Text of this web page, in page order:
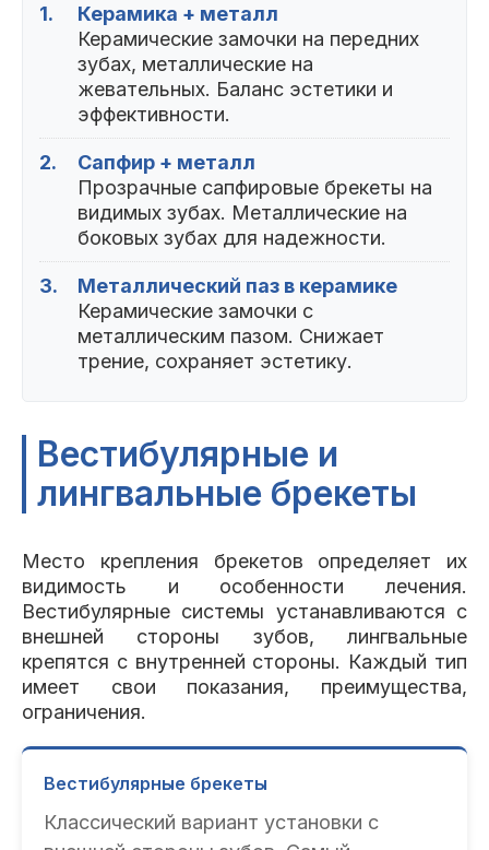
1.
Керамика + металл
Керамические замочки на передних
зубах, металлические на
жевательных. Баланс эстетики и
эффективности.
2.
Сапфир + металл
Прозрачные сапфировые брекеты на
видимых зубах. Металлические на
боковых зубах для надежности.
3.
Металлический паз в керамике
Керамические замочки с
металлическим пазом. Снижает
трение, сохраняет эстетику.
Вестибулярные и
лингвальные брекеты
Место крепления брекетов определяет их
видимость и особенности лечения.
Вестибулярные системы устанавливаются с
внешней стороны зубов, лингвальные
крепятся с внутренней стороны. Каждый тип
имеет свои показания, преимущества,
ограничения.
Вестибулярные брекеты
Классический вариант установки с